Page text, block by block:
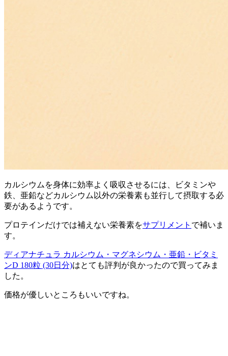
カルシウムを身体に効率よく吸収させるには、ビタミンや
鉄、亜鉛などカルシウム以外の栄養素も並行して摂取する必
要があるようです。
プロテインだけでは補えない栄養素をサプリメント で補いま
す。
ディアナチュラ カルシウム・マグネシウム・亜鉛・ビタミ
ンD 180粒 (30日分)はとても評判が良かったので買ってみま
した。
価格が優しいところもいいですね。